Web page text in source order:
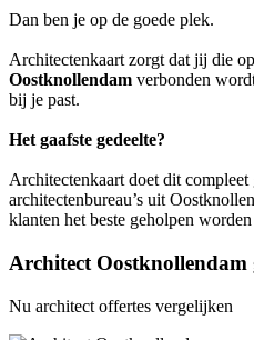
Dan ben je op de goede plek.
Architectenkaart zorgt dat jij die
Oostknollendam verbonden
bij je past.
Het gaafste gedeelte?
Architectenkaart doet dit
architectenbureau’s uit
klanten het beste geholpen
Architect Oostknollendam
Nu architect offertes vergelijken